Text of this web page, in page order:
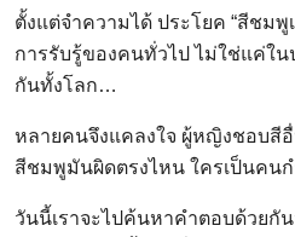
ตั้งแต่จำความได้ ประโยค “สีชม
การรับรู้ของคนทั่วไป ไม่ใช่แค่ใน
กันทั้งโลก…
หลายคนจึงแคลงใจ ผู้หญิงชอบสี
สีชมพูมันผิดตรงไหน ใครเป็นคน
วันนี้เราจะไปค้นหาคำตอบด้วย